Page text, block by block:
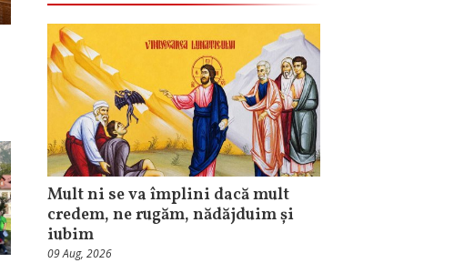
Mult ni se va împlini dacă mult
credem, ne rugăm, nădăjduim și
iubim
09 Aug, 2026